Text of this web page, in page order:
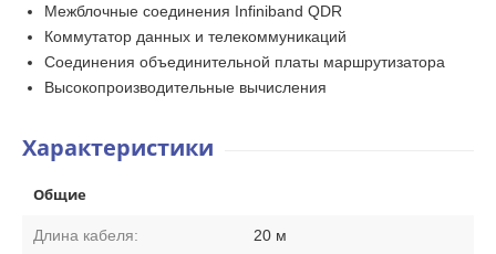
Межблочные соединения Infiniband QDR
Коммутатор данных и телекоммуникаций
Соединения объединительной платы маршрутизатора
Высокопроизводительные вычисления
Характеристики
Общие
Длина кабеля: 20 м